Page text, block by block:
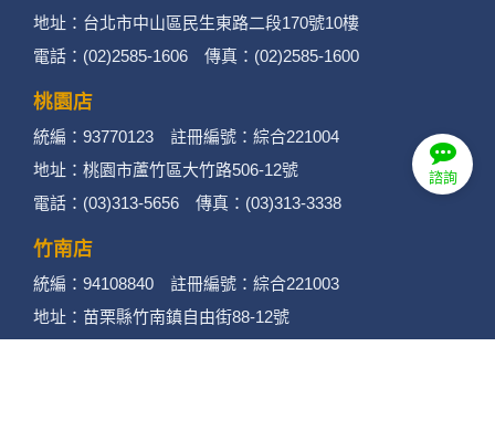
諮詢
地址：台北市中山區民生東路二段170號10樓
電話：(02)2585-1606 傳真：(02)2585-1600
桃園店
統編：93770123 註冊編號：綜合221004
地址：桃園市蘆竹區大竹路506-12號
電話：(03)313-5656 傳真：(03)313-3338
竹南店
統編：94108840 註冊編號：綜合221003
地址：苗栗縣竹南鎮自由街88-12號